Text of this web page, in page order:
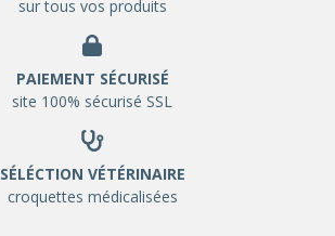
sur tous vos produits
PAIEMENT SÉCURISÉ
site 100% sécurisé SSL
SÉLÉCTION VÉTÉRINAIRE
croquettes médicalisées